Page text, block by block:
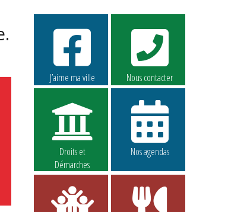
J’aime ma ville Nous contacter
Droits et
Démarches
Nos agendas